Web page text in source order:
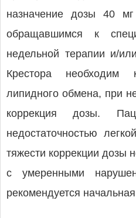
назначение дозы 40
обращавшимся к
недельной терапии и/
Крестора необходим
липидного обмена, при
коррекция дозы.
недостаточностью
тяжести коррекции дозы
с умеренными
рекомендуется